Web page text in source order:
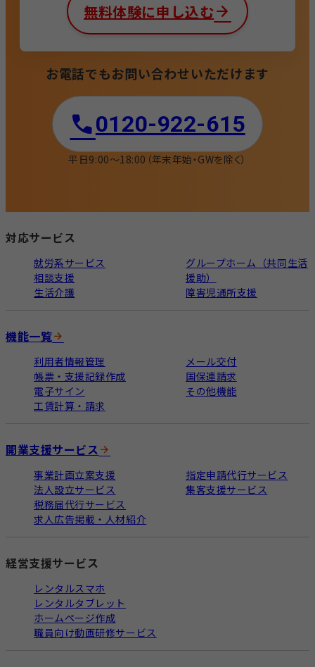
無料体験に申し込む
お電話でもお問い合わせいただけます
0120-922-615​
平日9:00〜18:00 （年末年始・GWを除く）
対応サービス
就労系サービス
相談支援
生活介護
グループホーム（共同生活
援助）
障害児通所支援
機能一覧
利用者情報管理
帳票・支援記録作成
電子サイン
工賃計算・請求
メール交付
国保連請求
その他機能
開業支援サービス
事業計画立案支援
法人設立サービス
税務届代行サービス
求人広告掲載・人材紹介
指定申請代行サービス
集客支援サービス
経営支援サービス
レンタルスマホ
レンタルタブレット
ホームページ作成
職員向け動画研修サービス